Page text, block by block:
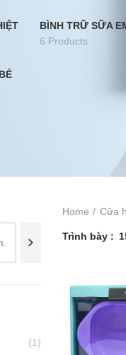
BÌNH TRỮ SỮA
6 Products
(1)
Home Cửa
Trình bày